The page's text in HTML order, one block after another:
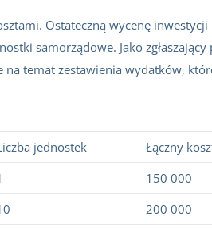
Ostateczną wycenę inwestycji
samorządowe. Jako
na temat zestawienia wydatków,
jednostek
Łączny
150 000
200 000